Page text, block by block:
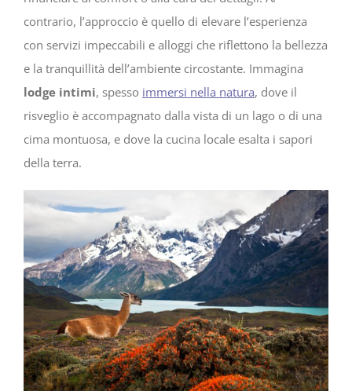
contrario, l’approccio è quello di elevare l’esperienza
con servizi impeccabili e alloggi che riflettono la bellezza
e la tranquillità dell’ambiente circostante. Immagina
lodge intimi, spesso immersi nella natura, dove il
risveglio è accompagnato dalla vista di un lago o di una
cima montuosa, e dove la cucina locale esalta i sapori
della terra.